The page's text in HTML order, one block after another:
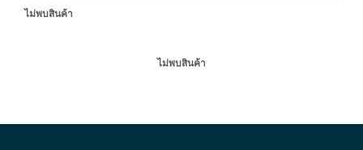
ไม่พบสินค้า
ไม่พบสินค้า